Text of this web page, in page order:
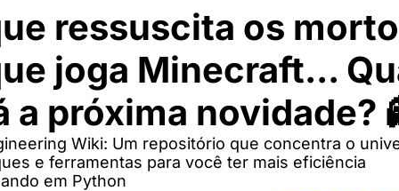
ressuscita os
joga Minecraft...
a próxima novidade?
Wiki: Um repositório que concentra o
e ferramentas para você ter mais eficiência
em Python